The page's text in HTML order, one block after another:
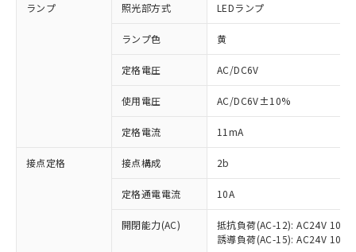
ランプ 照光部方式 LEDランプ
ランプ色 黄
定格電圧 AC/DC6V
使用電圧 AC/DC6V±10%
定格電流 11mA
接点定格 接点構成 2b
定格通電電流 10A
開閉能力(AC)
抵抗負荷(AC-12): AC24V 10A/
誘導負荷(AC-15): AC24V
ご利用条件
以下の条件をお読みいただき、同意のうえ
ご利用ください。
本サービスは、当社制御機器事業取扱
商品の当社在庫状況および標準価格
(税抜)を提供させていただくもので
当社制御機器事業取扱商品の中には、
対応済み：EU RoHS指令（10物質）の
非含有に対応した製品が提供可能な商品で
対応予定：EU RoHS指令（10物質）の非含
有に対応した製品に切り替える予定のある
対応予定なし：EU RoHS指令（10物質）の
非含有に非対応の商品で、対応品を出す予
調査・確認中：EU RoHS指令（10物質）の
非含有の対応状況を調査中または確認中の
非該当品：ライセンス料など無形物で、有
害物質有無と関係のない商品です。
仕入先様の事情により、非含有部品として
「○」：最大均質材料含有率が中国RoHSの
基準値以下であることを示します。
「×」：最大均質材料含有率が中国RoHSの